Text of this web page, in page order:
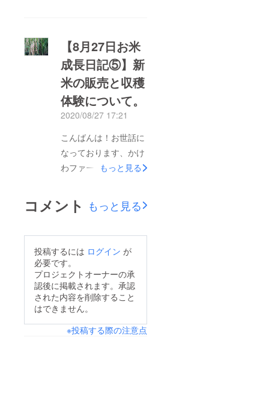
ご支援のおかげです。
もしお時間が合うよう
でしたらどうぞご覧く
ださい。また、先日ご
報告させていただきま
した、「農福学連携藍
ディング」が無事達成
いたしました。これか
らも、学生の視点から
進めてまいりますの
ただけたら嬉しいで
す。引き続きどうぞよ
ろしくお願いいたしま
す。
ジェクト。皆様からの
温かいご協力のおかげ
でここまで継続するこ
とができました。今
回、第二弾として、藍
までを障がい者、地方
農家、学生の三者で行
います。その名も、
プロジェクトです。何
かと暗いニュースが多
や年齢、障がいの有無
を問わず人と人とが繋
がって前を向いてもら
いたい。そんな想いを
込めて「つなぐ"あ
い"の輪プロジェク
ト」と名付けました。
【8月27日お米
成長日記⑤】新
米の販売と収穫
体験について。
2020/08/27 17:21
こんばんは！お世話に
なっております、かけ
わファーム明治大学の
り、皆様からのご協力
を元に始めたお米作り
の販売について 今年
もようやくお米が収穫
を迎えました。私達が
お米を作っている千葉
として知られていま
もっと見る
コメント もっと見る
投稿するには ログイン が
必要です。
プロジェクトオーナーの承
認後に掲載されます。承認
された内容を削除すること
はできません。
※投稿する際の注意点